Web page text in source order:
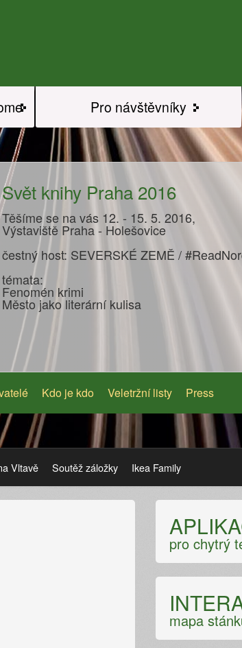
Pro návštěvníky
Svět knihy Praha 2016
Těšíme se na vás 12. - 15. 5. 2016,
Výstaviště Praha - Holešovice
čestný host: SEVERSKÉ ZEMĚ /
témata:
Fenomén krimi
Město jako literární kulisa
Kdo je kdo Veletržní listy Press
Vltavě Soutěž záložky Ikea Family
pro chytrý
mapa